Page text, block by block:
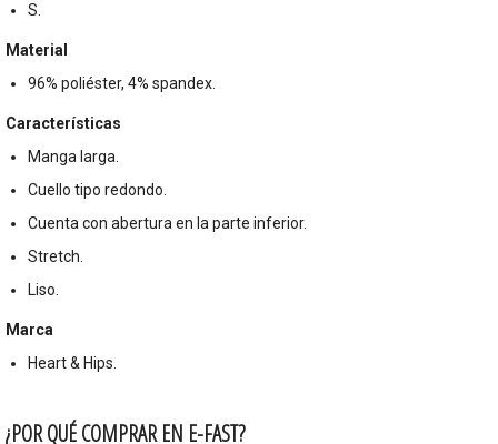
S.
Material
96% poliéster, 4% spandex.
Características
Manga larga.
Cuello tipo redondo.
Cuenta con abertura en la parte inferior.
Stretch.
Liso.
Marca
Heart & Hips.
¿POR QUÉ COMPRAR EN E-FAST?